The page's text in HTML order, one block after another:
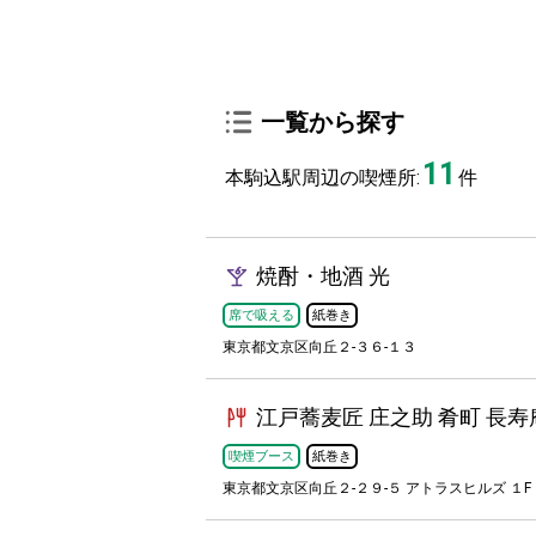
一覧から探す
本駒込駅周辺の喫煙所: 11 件
焼酎・地酒 光
席で吸える 紙巻き
東京都文京区向丘２-３６-１３
江戸蕎麦匠 庄之助 肴町 長寿
喫煙ブース 紙巻き
東京都文京区向丘２-２９-５ アトラスヒルズ １F